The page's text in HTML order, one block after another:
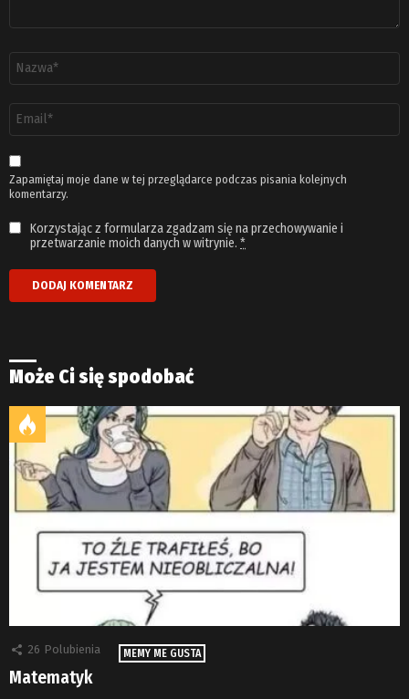
email
*
Zapamiętaj moje dane w tej przeglądarce podczas pisania kolejnych
komentarzy.
Korzystając z formularza zgadzam się na przechowywanie i
przetwarzanie moich danych w witrynie. *
Może Ci się spodobać
26 Polubienia MEMY ME GUSTA
Matematyk